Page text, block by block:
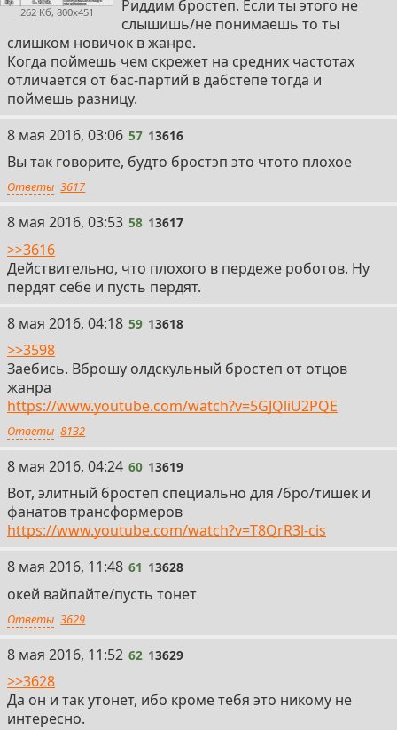
262 Кб, 800x451
Риддим бростеп. Если ты этого не
слышишь/не понимаешь то ты
слишком новичок в жанре.
Когда поймешь чем скрежет на средних частотах
отличается от бас-партий в дабстепе тогда и
поймешь разницу.
57
8 мая 2016, 03:06 57 13616
Вы так говорите, будто бростэп это чтото плохое
Ответы 3617
58
8 мая 2016, 03:53 58 13617
>>3616
Действительно, что плохого в пердеже роботов. Ну
пердят себе и пусть пердят.
59
8 мая 2016, 04:18 59 13618
>>3598
Заебись. Вброшу олдскульный бростеп от отцов
жанра
https://www.youtube.com/watch?v=5GJQliU2PQE
Ответы 8132
60
8 мая 2016, 04:24 60 13619
Вот, элитный бростеп специально для /бро/тишек и
фанатов трансформеров
https://www.youtube.com/watch?v=T8QrR3l-cis
61
8 мая 2016, 11:48 61 13628
окей вайпайте/пусть тонет
Ответы 3629
62
8 мая 2016, 11:52 62 13629
>>3628
Да он и так утонет, ибо кроме тебя это никому не
интересно.